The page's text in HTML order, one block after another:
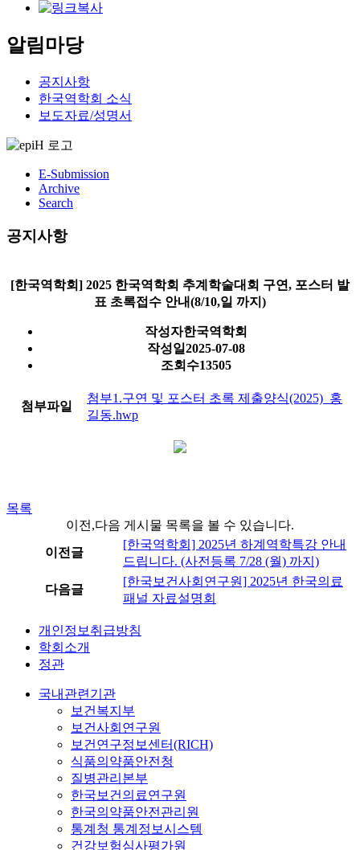
알림마당
공지사항
한국역학회 소식
보도자료/성명서
E-Submission
Archive
Search
공지사항
[한국역학회] 2025 한국역학회 추계학술대회 구연, 포스터 발
표 초록접수 안내(8/10,일 까지)
작성자한국역학회
작성일2025-07-08
조회수13505
첨부파일
첨부1.구연 및 포스터 초록 제출양식(2025)_홍
길동.hwp
목록
이전,다음 게시물 목록을 볼 수 있습니다.
이전글
[한국역학회] 2025년 하계역학특강 안내
드립니다. (사전등록 7/28 (월) 까지)
다음글
[한국보건사회연구원] 2025년 한국의료
패널 자료설명회
개인정보취급방침
학회소개
정관
국내관련기관
보건복지부
보건사회연구원
보건연구정보센터(RICH)
식품의약품안전청
질병관리본부
한국보건의료연구원
한국의약품안전관리원
통계청 통계정보시스템
건강보험심사평가원